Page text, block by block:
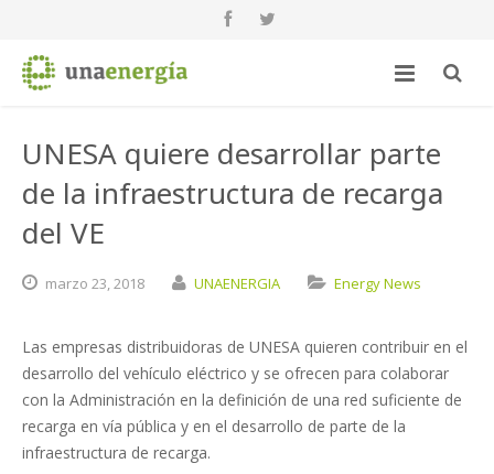
UNESA quiere desarrollar parte
de la infraestructura de recarga
del VE
marzo 23,2018 UNAENERGIA Energy News
Las empresas distribuidoras de UNESA quieren contribuir en el
desarrollo del vehículo eléctrico y se ofrecen para colaborar
con la Administración en la definición de una red suficiente de
recarga en vía pública y en el desarrollo de parte de la
infraestructura de recarga.